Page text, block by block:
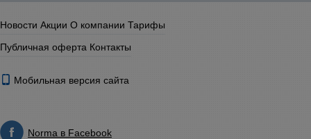
Новости Акции О компании Тарифы
Публичная оферта Контакты
Мобильная версия сайта
Norma в Facebook